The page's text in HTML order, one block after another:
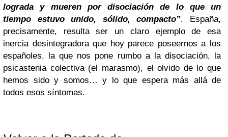
lograda y mueren por disociación de lo que un
tiempo estuvo unido, sólido, compacto”. España,
precisamente, resulta ser un claro ejemplo de esa
inercia desintegradora que hoy parece poseernos a los
españoles, la que nos pone rumbo a la disociación, la
psicastenia colectiva (el marasmo), el olvido de lo que
hemos sido y somos… y lo que espera más allá de
todos esos síntomas.